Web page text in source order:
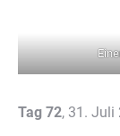
Tag 72, 31. Juli